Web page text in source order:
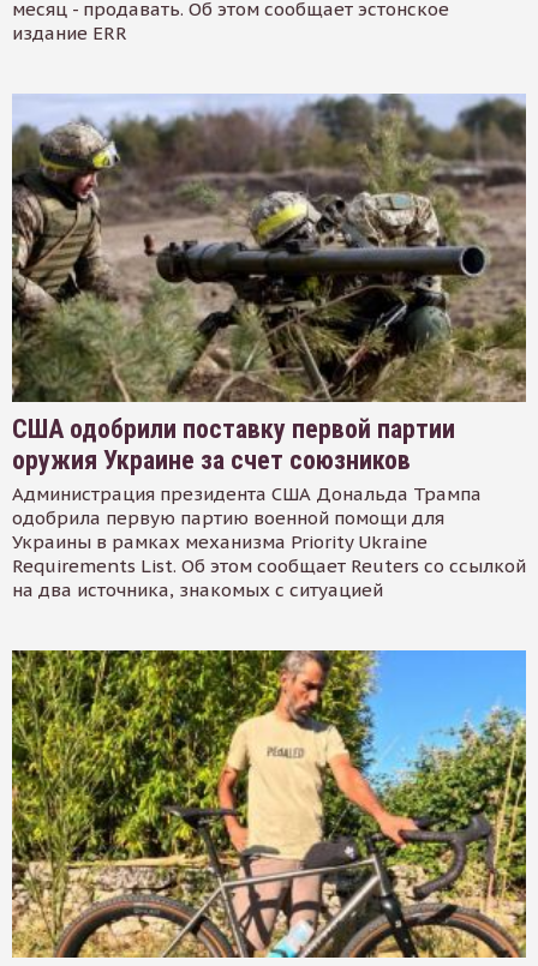
месяц - продавать. Об этом сообщает эстонское
издание ERR
США одобрили поставку первой партии
оружия Украине за счет союзников
Администрация президента США Дональда Трампа
одобрила первую партию военной помощи для
Украины в рамках механизма Priority Ukraine
Requirements List. Об этом сообщает Reuters со ссылкой
на два источника, знакомых с ситуацией